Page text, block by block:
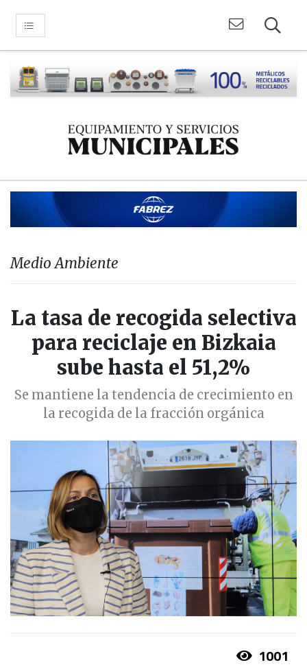
Medio Ambiente
La tasa de recogida selectiva
para reciclaje en Bizkaia
sube hasta el 51,2%
Se mantiene la tendencia de crecimiento en
la recogida de la fracción orgánica
1001